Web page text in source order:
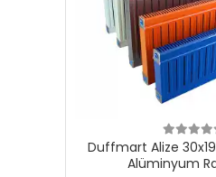
Duffmart Alize
Alüminyum